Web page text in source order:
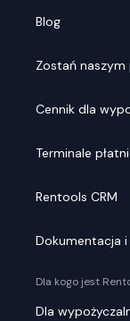
Blog
Zostań
Cennik dla
Terminale
Rentools CRM
Dokumentacja
Dla kogo jest
Dla